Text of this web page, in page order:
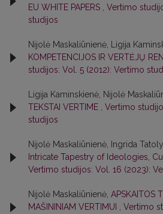
EU WHITE PAPERS
Vertimo
studijos
Nijolė Maskaliūnienė, Ligija
KOMPETENCIJOS IR VERTĖJŲ
studijos: Vol. 5 (2012): Vertimo
Ligija Kaminskienė, Nijolė
TEKSTAI VERTIME
Vertimo
studijos
Nijolė Maskaliūnienė, Ingrida
Intricate Tapestry of Ideologies,
Vertimo studijos: Vol. 16 (2023):
Nijolė Maskaliūnienė, APSKAITOS
MAŠININIAM VERTIMUI
Vertimo